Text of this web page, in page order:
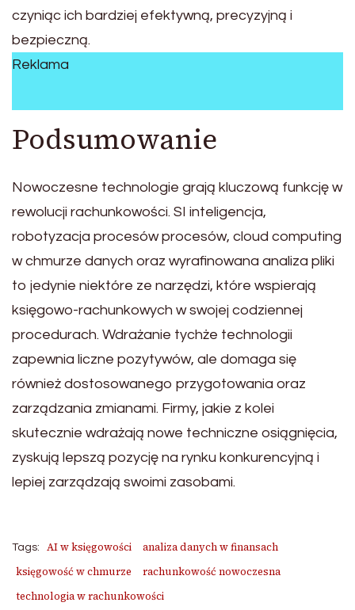
czyniąc ich bardziej efektywną, precyzyjną i
bezpieczną.
Reklama
Podsumowanie
Nowoczesne technologie grają kluczową funkcję w
rewolucji rachunkowości. SI inteligencja,
robotyzacja procesów procesów, cloud computing
w chmurze danych oraz wyrafinowana analiza pliki
to jedynie niektóre ze narzędzi, które wspierają
księgowo-rachunkowych w swojej codziennej
procedurach. Wdrażanie tychże technologii
zapewnia liczne pozytywów, ale domaga się
również dostosowanego przygotowania oraz
zarządzania zmianami. Firmy, jakie z kolei
skutecznie wdrażają nowe techniczne osiągnięcia,
zyskują lepszą pozycję na rynku konkurencyjną i
lepiej zarządzają swoimi zasobami.
Tags: AI w księgowości
analiza danych w finansach
księgowość w chmurze
rachunkowość nowoczesna
technologia w rachunkowości